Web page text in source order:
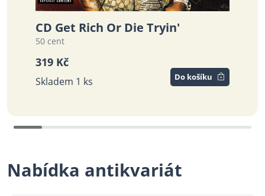
CD Get Rich Or Die Tryin'
50 cent
319 Kč
Skladem 1 ks Do košíku
Nabídka antikvariát